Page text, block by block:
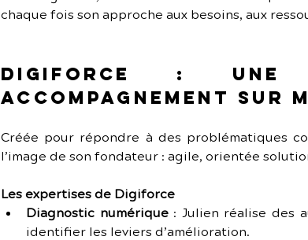
chaque fois son approche aux besoins, aux
Digiforce :
accompagnement sur
Créée pour répondre à des problématiques
l’image de son fondateur : agile, orientée
Les expertises de Digiforce
Diagnostic numérique : Julien réalise des
identifier les leviers d’amélioration.